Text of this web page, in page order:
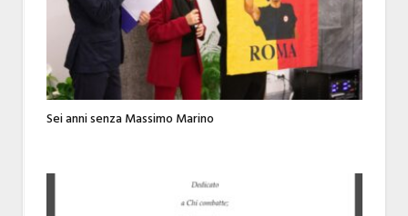
Sei anni senza Massimo Marino